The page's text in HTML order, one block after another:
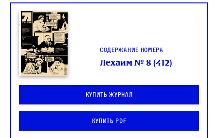
Содержание номера
Лехаим № 8 (412)
Купить журнал
Купить PDF